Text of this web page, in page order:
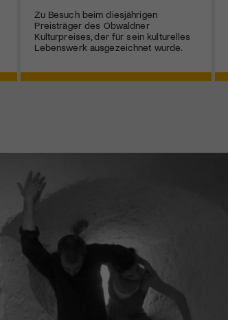
Zu Besuch beim diesjährigen
Preisträger des Obwaldner
Kulturpreises, der für sein kulturelles
Lebenswerk ausgezeichnet wurde.